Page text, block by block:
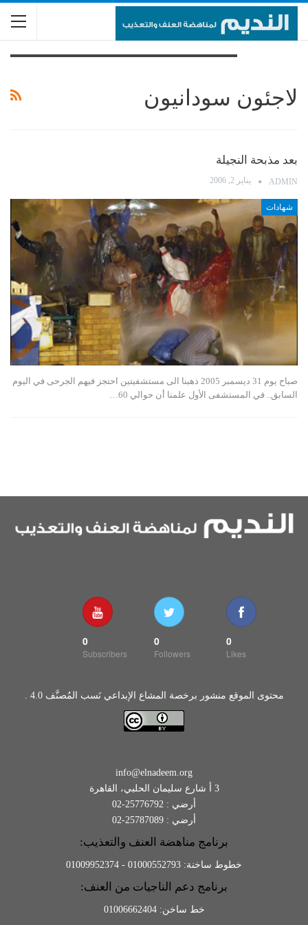
لاجئون سودانيون
بعد مذبحة النجيلة
ADMIN يناير 2, 2006
شهادات
صباح يوم 31 ديسمبر 2005 ذهبنا الى مستشفيتين احتجز فيهم الجرحى في اليوم
السابق.. في المستشفى الأول علمنا أن حوالي 60…
0
Likes
0
Followers
0
Subscribers
محتوى الموقع منشور برخصة المشاع الإبداعي نَسب المُصنَّف 4.0 .
info@elnadeem.org
3 أ شارع سليمان الحلبي، القاهرة
أرضي : 25776792-02
أرضي : 25787089-02
برنامج مناهضة العنف والتعذيب:
خطوط ساخنة: 01000552793 - 01009952374
برنامج دعم الناجيات من العنف:
خط ساخن: 01006662404